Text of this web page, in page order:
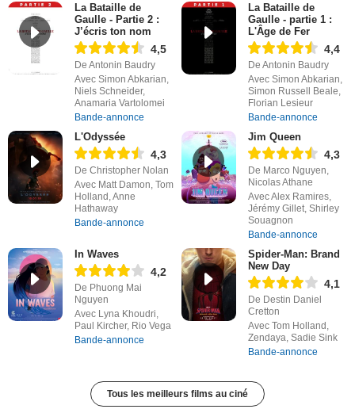
La Bataille de
Gaulle - Partie 2 :
J’écris ton nom
4,5
De Antonin Baudry
Avec Simon Abkarian,
Niels Schneider,
Anamaria Vartolomei
Bande-annonce
La Bataille de
Gaulle - partie 1 :
L'Âge de Fer
4,4
De Antonin Baudry
Avec Simon Abkarian,
Simon Russell Beale,
Florian Lesieur
Bande-annonce
L'Odyssée
4,3
De Christopher Nolan
Avec Matt Damon, Tom
Holland, Anne
Hathaway
Bande-annonce
Jim Queen
4,3
De Marco Nguyen,
Nicolas Athane
Avec Alex Ramires,
Jérémy Gillet, Shirley
Souagnon
Bande-annonce
In Waves
4,2
De Phuong Mai
Nguyen
Avec Lyna Khoudri,
Paul Kircher, Rio Vega
Bande-annonce
Spider-Man: Brand
New Day
4,1
De Destin Daniel
Cretton
Avec Tom Holland,
Zendaya, Sadie Sink
Bande-annonce
Tous les meilleurs films au ciné